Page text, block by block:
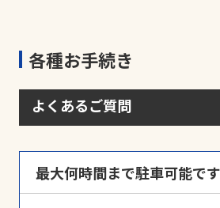
各種お手続き
よくあるご質問
最大何時間まで駐車可能で